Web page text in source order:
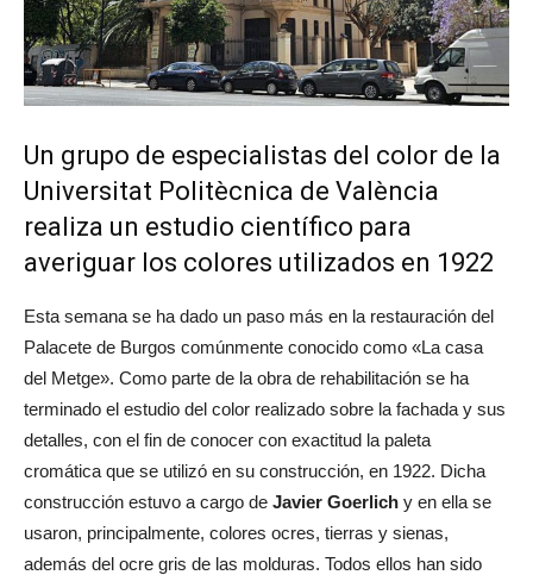
Un grupo de especialistas del color de la
Universitat Politècnica de València
realiza un estudio científico para
averiguar los colores utilizados en 1922
Esta semana se ha dado un paso más en la restauración del
Palacete de Burgos comúnmente conocido como «La casa
del Metge». Como parte de la obra de rehabilitación se ha
terminado el estudio del color realizado sobre la fachada y sus
detalles, con el fin de conocer con exactitud la paleta
cromática que se utilizó en su construcción, en 1922. Dicha
construcción estuvo a cargo de Javier Goerlich y en ella se
usaron, principalmente, colores ocres, tierras y sienas,
además del ocre gris de las molduras. Todos ellos han sido